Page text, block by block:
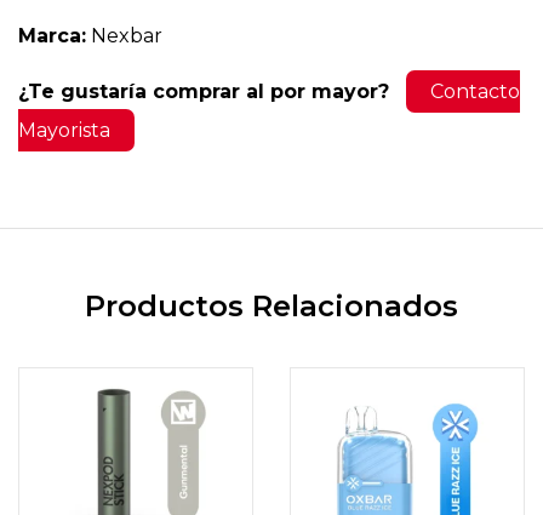
Marca: Nexbar
¿Te gustaría comprar al por mayor?
Contacto
Mayorista
Productos Relacionados